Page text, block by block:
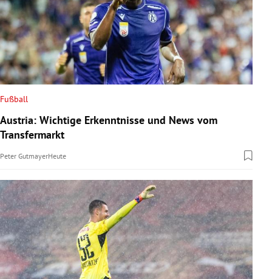
Fußball
Austria: Wichtige Erkenntnisse und News vom
Transfermarkt
Peter GutmayerHeute